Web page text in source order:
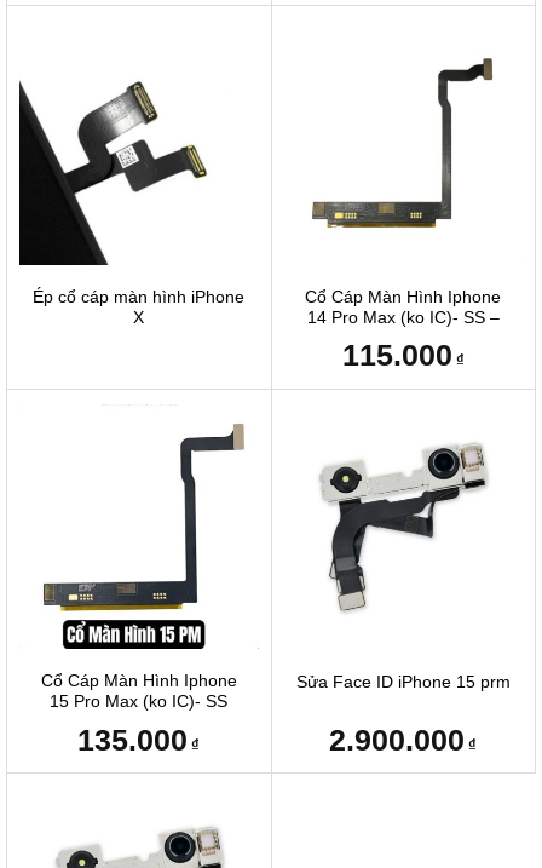
Ép cổ cáp màn hình iPhone
X
Cổ Cáp Màn Hình Iphone
14 Pro Max (ko IC)- SS –
115.000 ₫
Cổ Cáp Màn Hình Iphone
15 Pro Max (ko IC)- SS
135.000 ₫
Sửa Face ID iPhone 15 prm
2.900.000 ₫